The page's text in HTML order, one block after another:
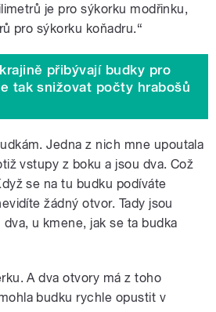
je pro sýkorku modřinku,
pro sýkorku koňadru.“
přibývají budky pro
tak snižovat počty hrabošů
Jedna z nich mne upoutala
vstupy z boku a jsou dva. Což
se na tu budku podíváte
žádný otvor. Tady jsou
u kmene, jak se ta budka
A dva otvory má z toho
budku rychle opustit v